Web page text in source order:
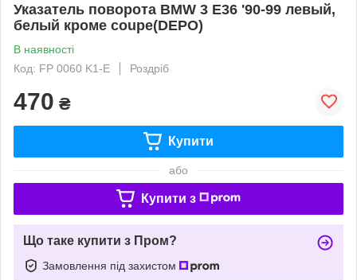
Указатель поворота BMW 3 E36 '90-99 левый,
белый кроме coupe(DEPO)
В наявності
Код: FP 0060 K1-E
Роздріб
470 ₴
Купити
або
Купити з
Що таке купити з Пром?
Замовлення під захистом